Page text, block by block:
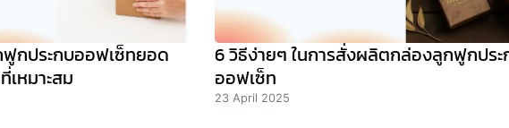
กประกบออฟเซ็ทยอด
เหมาะสม
6 วิธีง่ายๆ ในการสั่งผลิตกล่องลูกฟูกปร
ออฟเซ็ท
23 April 2025